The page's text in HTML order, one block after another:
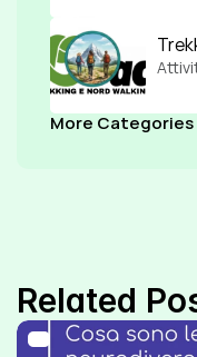
More Categories
Related